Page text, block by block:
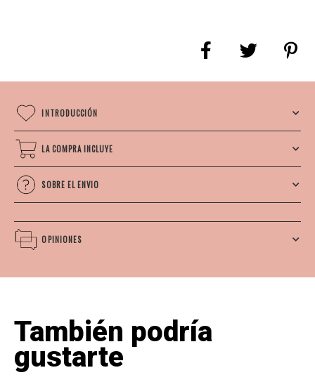
INTRODUCCIÓN
LA COMPRA INCLUYE
SOBRE EL ENVIO
OPINIONES
También podría
gustarte